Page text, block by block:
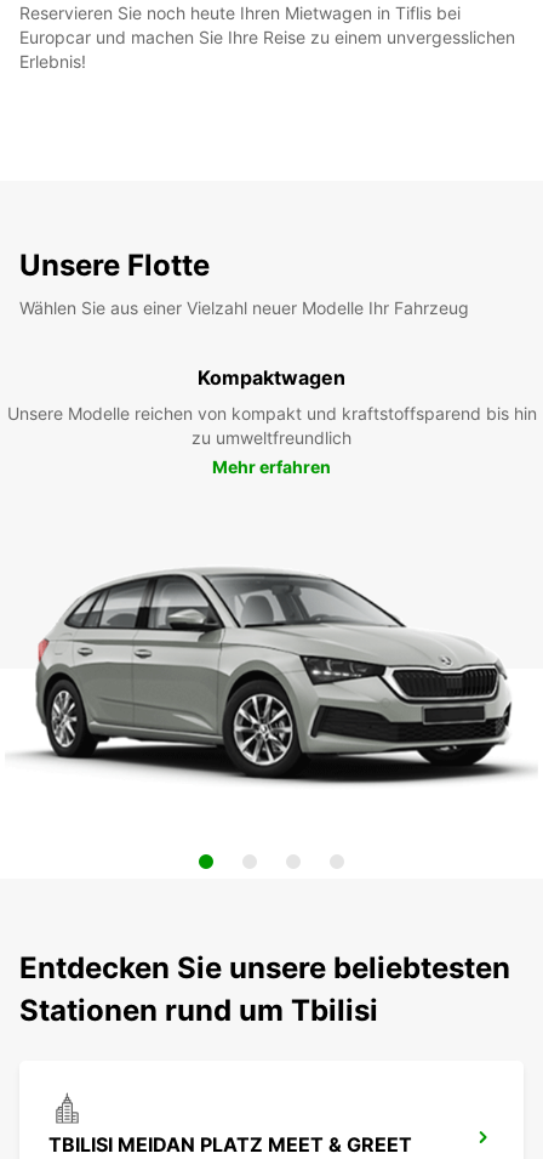
Reservieren Sie noch heute Ihren Mietwagen in Tiflis bei
Europcar und machen Sie Ihre Reise zu einem unvergesslichen
Erlebnis!
Unsere Flotte
Wählen Sie aus einer Vielzahl neuer Modelle Ihr Fahrzeug
Kompaktwagen
Unsere Modelle reichen von kompakt und kraftstoffsparend bis hin
zu umweltfreundlich
Mehr erfahren
Entdecken Sie unsere beliebtesten
Stationen rund um Tbilisi
TBILISI MEIDAN PLATZ MEET & GREET